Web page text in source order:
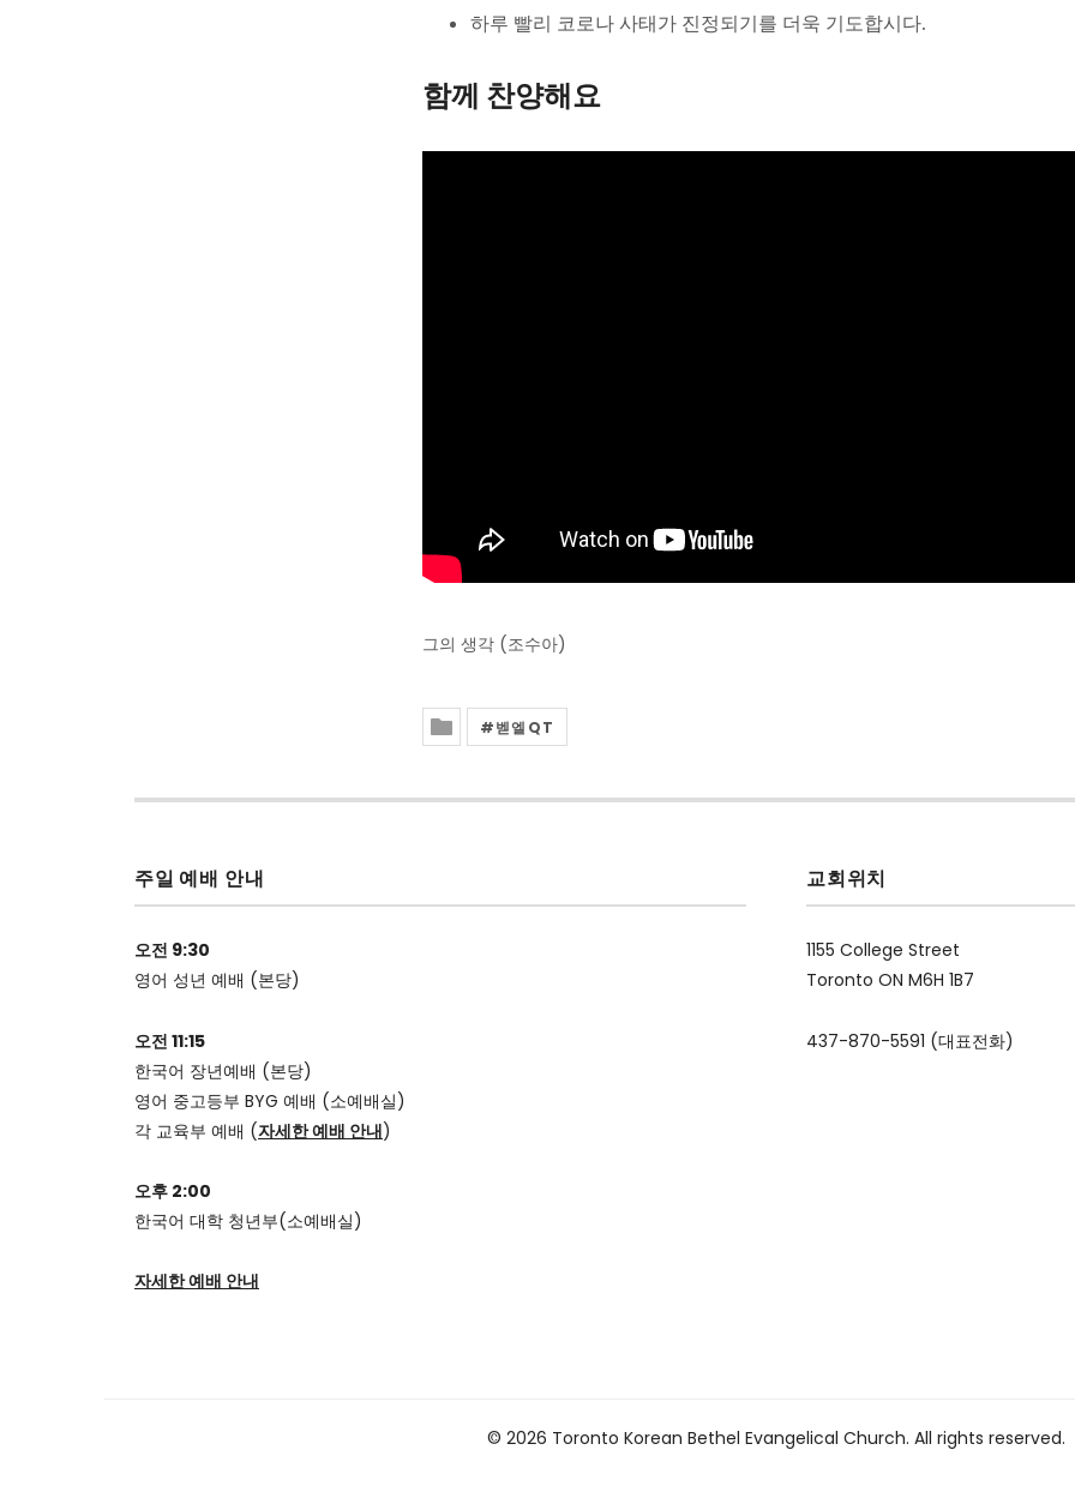
하루 빨리 코로나 사태가 진정되기를 더욱 기도합시다.
함께 찬양해요
그의 생각 (조수아)
벧엘QT
주일 예배 안내
오전 9:30
영어 성년 예배 (본당)
오전 11:15
한국어 장년예배 (본당)
영어 중고등부 BYG 예배 (소예배실)
각 교육부 예배 (자세한 예배 안내)
오후 2:00
한국어 대학 청년부(소예배실)
자세한 예배 안내
교회위치
1155 College Street
Toronto ON M6H 1B7
437-870-5591 (대표전화)
© 2026 Toronto Korean Bethel Evangelical Church. All rights reserved.